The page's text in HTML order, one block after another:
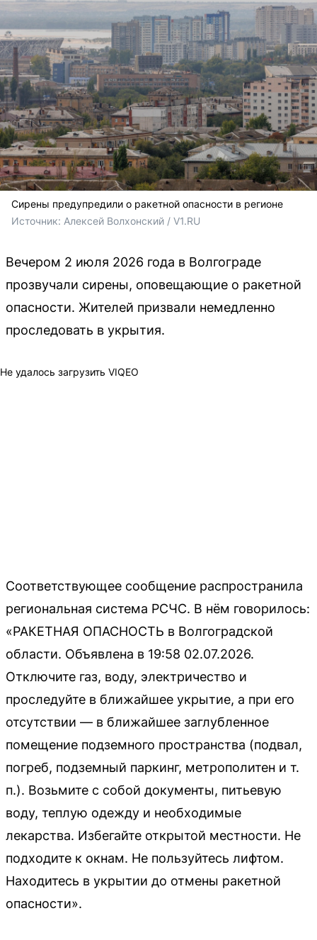
Сирены предупредили о ракетной опасности в регионе
Источник: Алексей Волхонский / V1.RU
Вечером 2 июля 2026 года в Волгограде
прозвучали сирены, оповещающие о ракетной
опасности. Жителей призвали немедленно
проследовать в укрытия.
Не удалось загрузить VIQEO
Соответствующее сообщение распространила
региональная система РСЧС. В нём говорилось:
«РАКЕТНАЯ ОПАСНОСТЬ в Волгоградской
области. Объявлена в 19:58 02.07.2026.
Отключите газ, воду, электричество и
проследуйте в ближайшее укрытие, а при его
отсутствии — в ближайшее заглубленное
помещение подземного пространства (подвал,
погреб, подземный паркинг, метрополитен и т.
п.). Возьмите с собой документы, питьевую
воду, теплую одежду и необходимые
лекарства. Избегайте открытой местности. Не
подходите к окнам. Не пользуйтесь лифтом.
Находитесь в укрытии до отмены ракетной
опасности».